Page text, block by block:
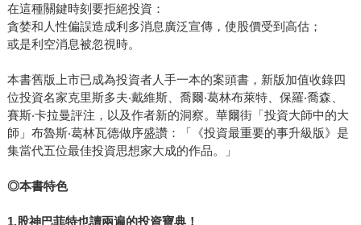
在這種關鍵時刻要拒絕投資：
貪婪和人性偏誤造成利多消息廣泛宣傳，使股價受到高估；
或是利空消息被忽視時。
本書舊版上市已成為投資者人手一本的案頭書，新版加值收錄四
位投資名家克里斯多夫‧戴維斯、喬爾‧葛林布萊特、保羅‧喬森、
賽斯‧卡拉曼評注，以及作者新的洞察。華爾街「投資大師中的大
師」布魯斯‧葛林瓦德做序盛讚：「《投資最重要的事升級版》是
集當代五位最佳投資思想家大成的作品。」
◎本書特色
1.股神巴菲特也讀兩遍的投資寶典！